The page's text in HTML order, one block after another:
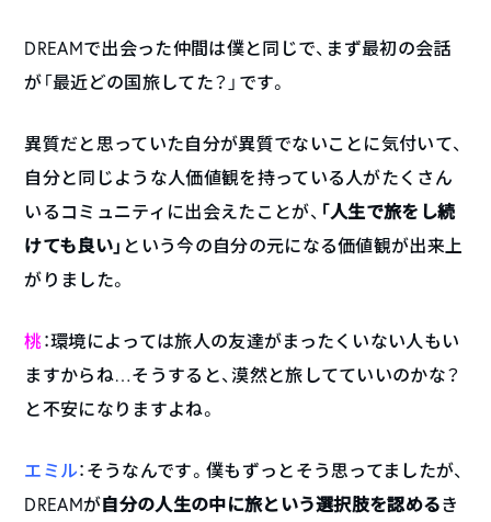
DREAMで出会った仲間は僕と同じで、まず最初の会話
が「最近どの国旅してた？」です。
異質だと思っていた自分が異質でないことに気付いて、
自分と同じような人価値観を持っている人がたくさん
いるコミュニティに出会えたことが、 「人生で旅をし続
けても良い」 という今の自分の元になる価値観が出来上
がりました。
桃：環境によっては旅人の友達がまったくいない人もい
ますからね…そうすると、漠然と旅してていいのかな？
と不安になりますよね。
エミル：そうなんです。僕もずっとそう思ってましたが、
DREAMが自分の人生の中に旅という選択肢を認めるき